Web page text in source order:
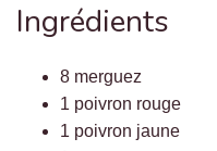
Ingrédients
8 merguez
1 poivron rouge
1 poivron jaune